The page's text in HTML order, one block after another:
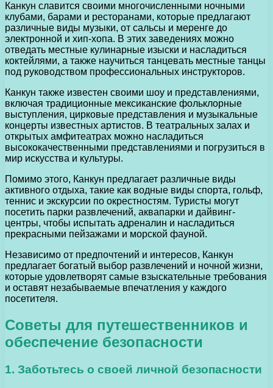
Канкун славится своими многочисленными ночными
клубами, барами и ресторанами, которые предлагают
различные виды музыки, от сальсы и меренге до
электронной и хип-хопа. В этих заведениях можно
отведать местные кулинарные изыски и насладиться
коктейлями, а также научиться танцевать местные танцы
под руководством профессиональных инструкторов.
Канкун также известен своими шоу и представлениями,
включая традиционные мексиканские фольклорные
выступления, цирковые представления и музыкальные
концерты известных артистов. В театральных залах и
открытых амфитеатрах можно насладиться
высококачественными представлениями и погрузиться в
мир искусства и культуры.
Помимо этого, Канкун предлагает различные виды
активного отдыха, такие как водные виды спорта, гольф,
теннис и экскурсии по окрестностям. Туристы могут
посетить парки развлечений, аквапарки и дайвинг-
центры, чтобы испытать адреналин и насладиться
прекрасными пейзажами и морской фауной.
Независимо от предпочтений и интересов, Канкун
предлагает богатый выбор развлечений и ночной жизни,
которые удовлетворят самые взыскательные требования
и оставят незабываемые впечатления у каждого
посетителя.
Советы для путешественников и
обеспечение безопасности
1. Заботьтесь о своей личной безопасности